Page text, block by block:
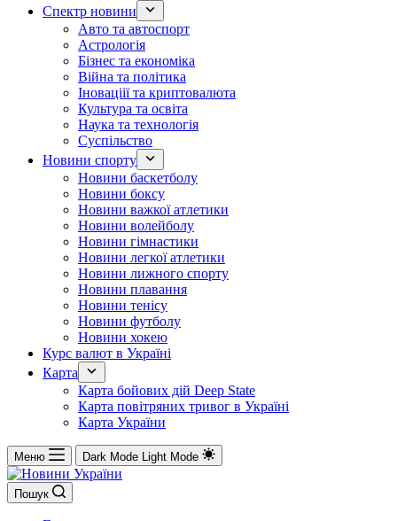
Спектр новини
Авто та автоспорт
Астрологія
Бізнес та економіка
Війна та політика
Іноваціії та криптовалюта
Культура та освіта
Наука та технологія
Суспільство
Новини спорту
Новини баскетболу
Новини боксу
Новини важкої атлетики
Новини волейболу
Новини гімнастики
Новини легкої атлетики
Новини лижного спорту
Новини плавання
Новини тенісу
Новини футболу
Новини хокею
Курс валют в Україні
Карта
Карта бойових дій Deep State
Карта повітряних тривог в Україні
Карта України
Меню Dark Mode Light Mode
Пошук